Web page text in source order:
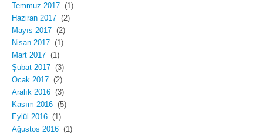
Temmuz 2017 (1)
Haziran 2017 (2)
Mayıs 2017 (2)
Nisan 2017 (1)
Mart 2017 (1)
Şubat 2017 (3)
Ocak 2017 (2)
Aralık 2016 (3)
Kasım 2016 (5)
Eylül 2016 (1)
Ağustos 2016 (1)